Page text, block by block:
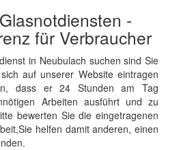
-
für Verbraucher
in Neubulach suchen sind Sie
auf unserer Website eintragen
dass er 24 Stunden am Tag
Arbeiten ausführt und zu
bewerten Sie die eingetragenen
helfen damit anderen, einen